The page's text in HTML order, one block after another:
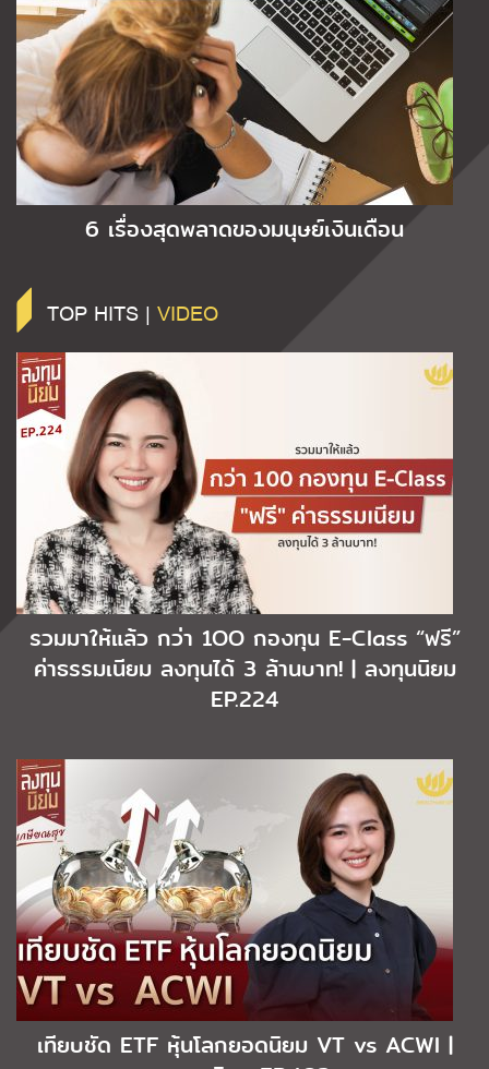
6 เรื่องสุดพลาดของมนุษย์เงินเดือน
TOP HITS | VIDEO
รวมมาให้แล้ว กว่า 1OO กองทุน E-Class “ฟรี”
ค่าธรรมเนียม ลงทุนได้ 3 ล้านบาท! | ลงทุนนิยม
EP.224
เทียบชัด ETF หุ้นโลกยอดนิยม VT vs ACWI |